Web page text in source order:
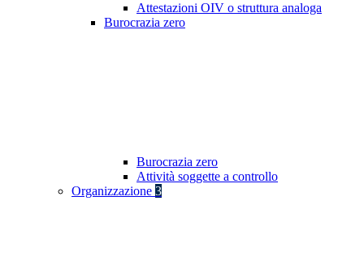
Attestazioni OIV o struttura analoga
Burocrazia zero
Burocrazia zero
Attività soggette a controllo
Organizzazione 3